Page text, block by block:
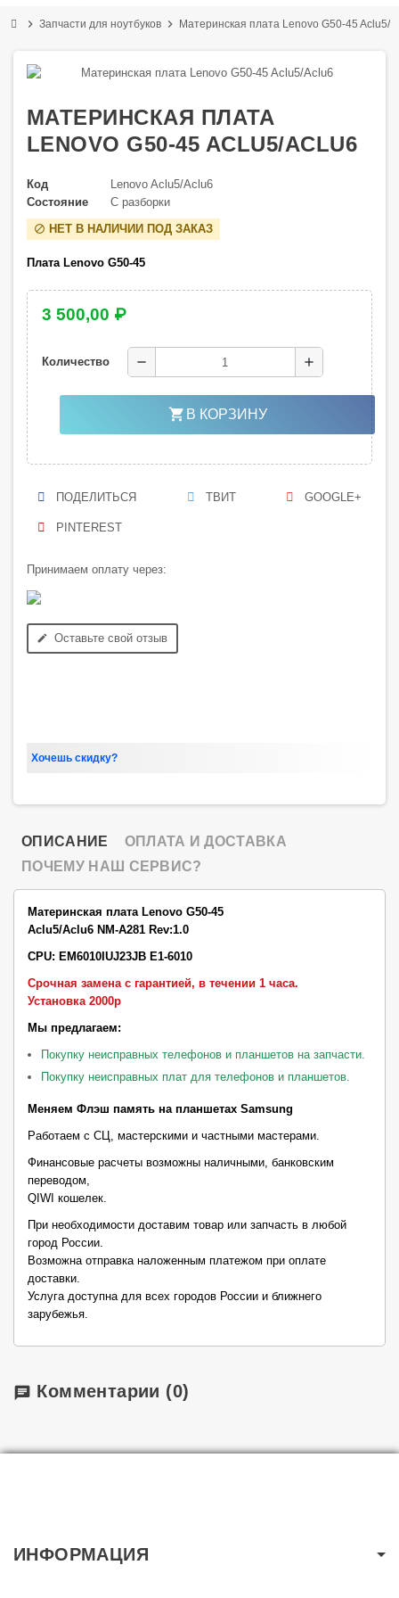
chevron_right Запчасти для ноутбуков chevron_right Материнская плата Lenovo G50-45 Aclu5/
МАТЕРИНСКАЯ ПЛАТА
LENOVO G50-45 ACLU5/ACLU6
Код
Lenovo Aclu5/Aclu6
Состояние
С разборки
block НЕТ В НАЛИЧИИ ПОД ЗАКАЗ
Плата Lenovo G50-45
3 500,00 ₽
Количество remove add
shopping_cart В КОРЗИНУ
ПОДЕЛИТЬСЯ ТВИТ GOOGLE+
PINTEREST
Принимаем оплату через:
edit Оставьте свой отзыв
Хочешь скидку?
ОПИСАНИЕ
ОПЛАТА И ДОСТАВКА
ПОЧЕМУ НАШ СЕРВИС?
Материнская плата Lenovo G50-45
Aclu5/Aclu6 NM-A281 Rev:1.0
CPU: EM6010IUJ23JB E1-6010
Срочная замена с гарантией, в течении 1 часа.
Установка 2000р
Мы предлагаем:
Покупку неисправных телефонов и планшетов на запчасти.
Покупку неисправных плат для телефонов и планшетов.
Меняем Флэш память на планшетах Samsung
Работаем с СЦ, мастерскими и частными мастерами.
Финансовые расчеты возможны наличными, банковским
переводом,
QIWI кошелек.
При необходимости доставим товар или запчасть в любой
город России.
Возможна отправка наложенным платежом при оплате
доставки.
Услуга доступна для всех городов России и ближнего
зарубежья.
chat Комментарии (0)
ИНФОРМАЦИЯ